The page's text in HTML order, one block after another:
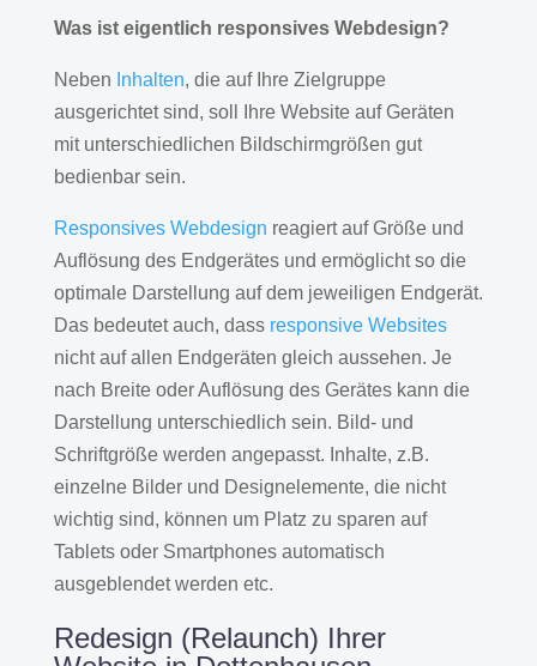
Was ist eigentlich responsives Webdesign?
Neben Inhalten, die auf Ihre Zielgruppe
ausgerichtet sind, soll Ihre Website auf Geräten
mit unterschiedlichen Bildschirmgrößen gut
bedienbar sein.
Responsives Webdesign reagiert auf Größe und
Auflösung des Endgerätes und ermöglicht so die
optimale Darstellung auf dem jeweiligen Endgerät.
Das bedeutet auch, dass responsive Websites
nicht auf allen Endgeräten gleich aussehen. Je
nach Breite oder Auflösung des Gerätes kann die
Darstellung unterschiedlich sein. Bild- und
Schriftgröße werden angepasst. Inhalte, z.B.
einzelne Bilder und Designelemente, die nicht
wichtig sind, können um Platz zu sparen auf
Tablets oder Smartphones automatisch
ausgeblendet werden etc.
Redesign (Relaunch) Ihrer